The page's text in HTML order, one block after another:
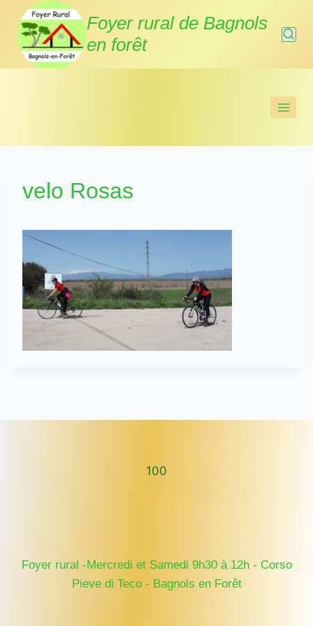
contenu
Foyer rural de Bagnols
en forêt
velo Rosas
100
Foyer rural -Mercredi et Samedi 9h30 à 12h - Corso
Pieve di Teco - Bagnols en Forêt